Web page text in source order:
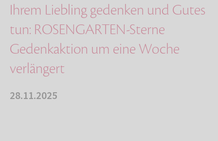
Ihrem Liebling gedenken und Gutes
tun: ROSENGARTEN-Sterne
Gedenkaktion um eine Woche
verlängert
28.11.2025